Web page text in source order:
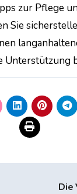
zur Pflege
Sie
Unterstützung
Die